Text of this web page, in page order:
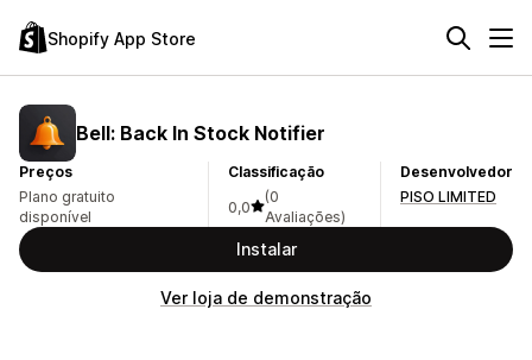
Shopify App Store
Bell: Back In Stock Notifier
Preços
Plano gratuito
disponível
Classificação
0,0
(0
Avaliações)
Desenvolvedor
PISO LIMITED
Instalar
Ver loja de demonstração